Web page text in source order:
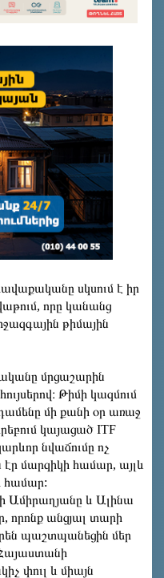
սկսում է իր
որը կանանց
թիմային
մրցաշարին
Թիմի կազմում
մի քանի օր առաջ
կայացած ITF
նվաճումը ոչ
էր մարզիկի համար, այլև
համար:
Ամիրաղյանը և Ալինա
որոնք անցյալ տարի
պաշտպանեցին մեր
Հայաստանի
փուլ և միայն